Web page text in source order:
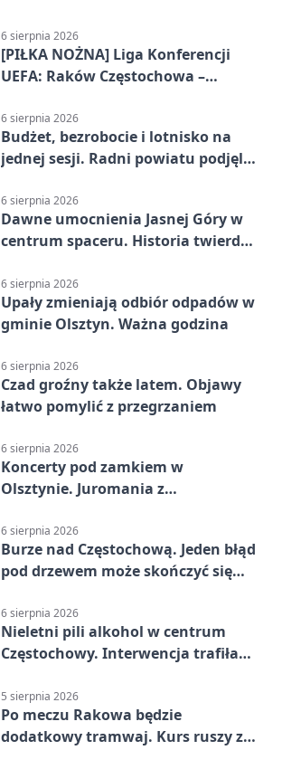
6 sierpnia 2026
[PIŁKA NOŻNA] Liga Konferencji
UEFA: Raków Częstochowa –
meczu III rundy eliminacji
6 sierpnia 2026
Budżet, bezrobocie i lotnisko na
jednej sesji. Radni powiatu podjęli
6 sierpnia 2026
Dawne umocnienia Jasnej Góry w
centrum spaceru. Historia twierdzy
6 sierpnia 2026
Upały zmieniają odbiór odpadów w
gminie Olsztyn. Ważna godzina
6 sierpnia 2026
Czad groźny także latem. Objawy
łatwo pomylić z przegrzaniem
6 sierpnia 2026
Koncerty pod zamkiem w
Olsztynie. Juromania z
6 sierpnia 2026
Burze nad Częstochową. Jeden błąd
pod drzewem może skończyć się
6 sierpnia 2026
Nieletni pili alkohol w centrum
Częstochowy. Interwencja trafiła
5 sierpnia 2026
Po meczu Rakowa będzie
dodatkowy tramwaj. Kurs ruszy ze